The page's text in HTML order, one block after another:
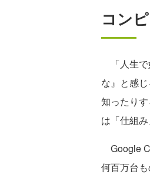
コン
「人生で
な』と感
知ったり
は「仕組
Google
何百万台